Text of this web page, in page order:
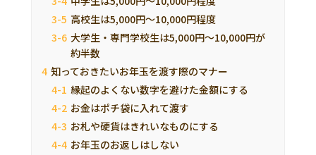
高校生は5,000円～10,000円程度
大学生・専門学校生は5,000円～10,000円が
約半数
知っておきたいお年玉を渡す際のマナー
縁起のよくない数字を避けた金額にする
お金はポチ袋に入れて渡す
お札や硬貨はきれいなものにする
お年玉のお返しはしない